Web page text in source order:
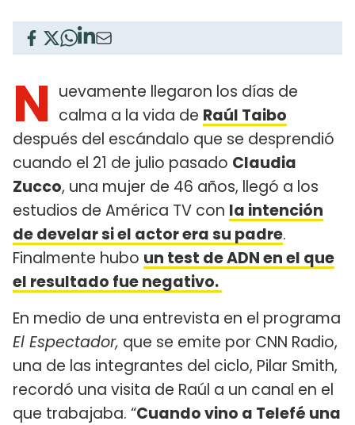
N uevamente llegaron los días de
calma a la vida de Raúl Taibo
después del escándalo que se desprendió
cuando el 21 de julio pasado Claudia
Zucco, una mujer de 46 años, llegó a los
estudios de América TV con la intención
de develar si el actor era su padre.
Finalmente hubo un test de ADN en el que
el resultado fue negativo.
En medio de una entrevista en el programa
El Espectador, que se emite por CNN Radio,
una de las integrantes del ciclo, Pilar Smith,
recordó una visita de Raúl a un canal en el
que trabajaba. “Cuando vino a Telefé una